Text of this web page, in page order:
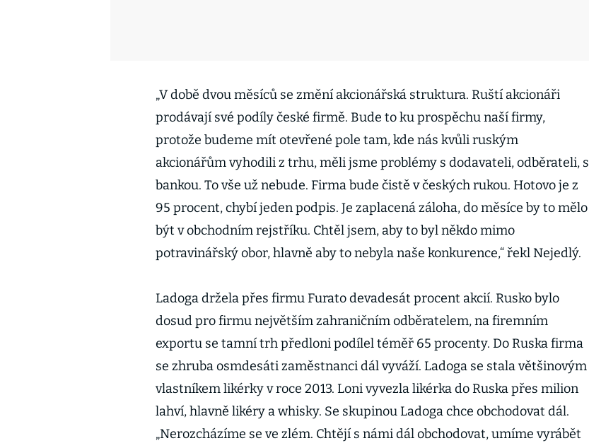
„V době dvou měsíců se změní akcionářská struktura. Ruští akcionáři
prodávají své podíly české firmě. Bude to ku prospěchu naší firmy,
protože budeme mít otevřené pole tam, kde nás kvůli ruským
akcionářům vyhodili z trhu, měli jsme problémy s dodavateli, odběrateli, s
bankou. To vše už nebude. Firma bude čistě v českých rukou. Hotovo je z
95 procent, chybí jeden podpis. Je zaplacená záloha, do měsíce by to mělo
být v obchodním rejstříku. Chtěl jsem, aby to byl někdo mimo
potravinářský obor, hlavně aby to nebyla naše konkurence,“ řekl Nejedlý.
Ladoga držela přes firmu Furato devadesát procent akcií. Rusko bylo
dosud pro firmu největším zahraničním odběratelem, na firemním
exportu se tamní trh předloni podílel téměř 65 procenty. Do Ruska firma
se zhruba osmdesáti zaměstnanci dál vyváží. Ladoga se stala většinovým
vlastníkem likérky v roce 2013. Loni vyvezla likérka do Ruska přes milion
lahví, hlavně likéry a whisky. Se skupinou Ladoga chce obchodovat dál.
„Nerozcházíme se ve zlém. Chtějí s námi dál obchodovat, umíme vyrábět